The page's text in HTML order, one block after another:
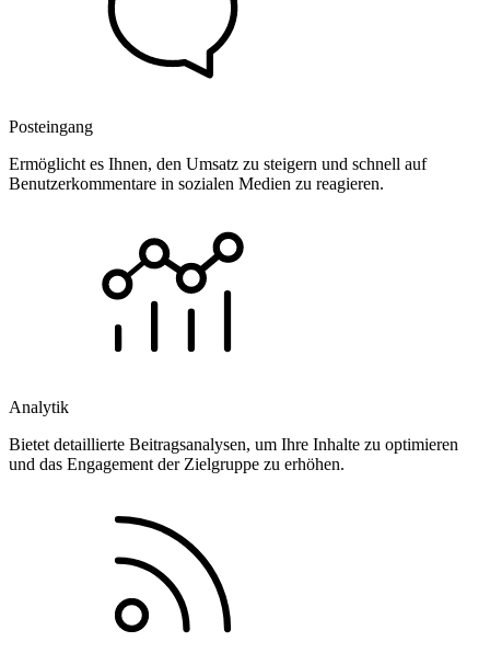
Posteingang
Ermöglicht es Ihnen, den Umsatz zu steigern und schnell auf
Benutzerkommentare in sozialen Medien zu reagieren.
Analytik
Bietet detaillierte Beitragsanalysen, um Ihre Inhalte zu optimieren
und das Engagement der Zielgruppe zu erhöhen.